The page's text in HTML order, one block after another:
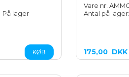
På lager
Vare nr.
Antal på
175,00DKK